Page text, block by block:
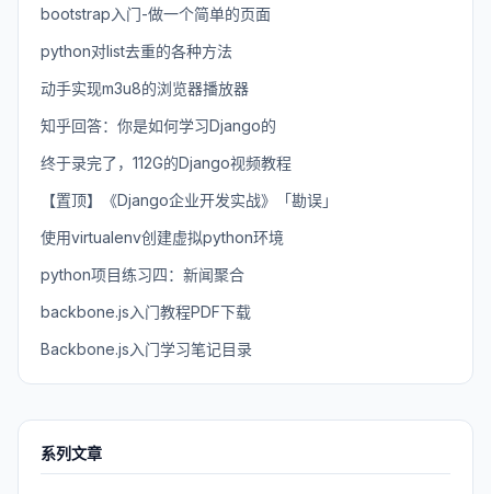
bootstrap入门-做一个简单的页面
python对list去重的各种方法
动手实现m3u8的浏览器播放器
知乎回答：你是如何学习Django的
终于录完了，112G的Django视频教程
【置顶】《Django企业开发实战》「勘误」
使用virtualenv创建虚拟python环境
python项目练习四：新闻聚合
backbone.js入门教程PDF下载
Backbone.js入门学习笔记目录
系列文章